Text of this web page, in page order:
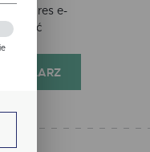
adres e-
zostać